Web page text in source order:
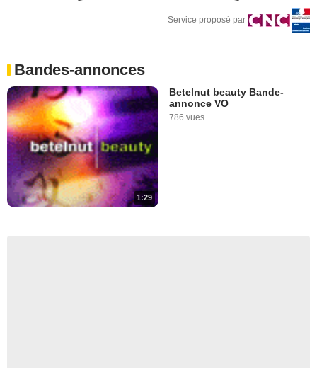
Service proposé par
Bandes-annonces
1:29
Betelnut beauty Bande-
annonce VO
786 vues